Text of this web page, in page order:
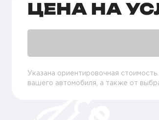
ЦЕНА НА
Указана ориентировочная
вашего автомобиля, а также от